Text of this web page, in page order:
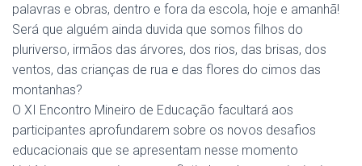
palavras e obras, dentro e fora da escola, hoje e amanhã!
Será que alguém ainda duvida que somos filhos do
pluriverso, irmãos das árvores, dos rios, das brisas, dos
ventos, das crianças de rua e das flores do cimos das
montanhas?
O XI Encontro Mineiro de Educação facultará aos
participantes aprofundarem sobre os novos desafios
educacionais que se apresentam nesse momento